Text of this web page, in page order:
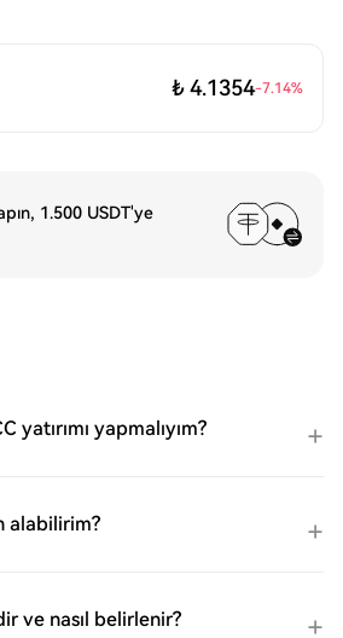
₺ 4.1354-7.14%
1.500 USDT'ye
yatırımı yapmalıyım?
alabilirim?
ve nasıl belirlenir?